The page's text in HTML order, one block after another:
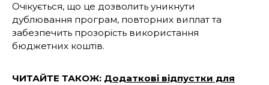
Очікується, що це дозволить уникнути
дублювання програм, повторних виплат та
забезпечить прозорість використання
бюджетних коштів.
ЧИТАЙТЕ ТАКОЖ: Додаткові відпустки для